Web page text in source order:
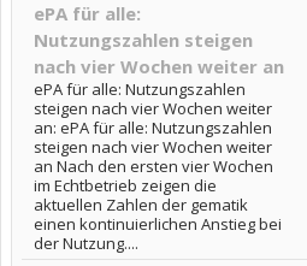
ePA für alle:
Nutzungszahlen steigen
nach vier Wochen weiter an
ePA für alle: Nutzungszahlen
steigen nach vier Wochen weiter
an: ePA für alle: Nutzungszahlen
steigen nach vier Wochen weiter
an Nach den ersten vier Wochen
im Echtbetrieb zeigen die
aktuellen Zahlen der gematik
einen kontinuierlichen Anstieg bei
der Nutzung....